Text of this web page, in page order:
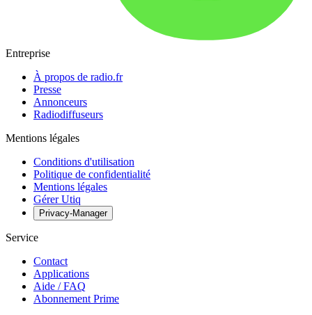
Entreprise
À propos de radio.fr
Presse
Annonceurs
Radiodiffuseurs
Mentions légales
Conditions d'utilisation
Politique de confidentialité
Mentions légales
Gérer Utiq
Privacy-Manager
Service
Contact
Applications
Aide / FAQ
Abonnement Prime